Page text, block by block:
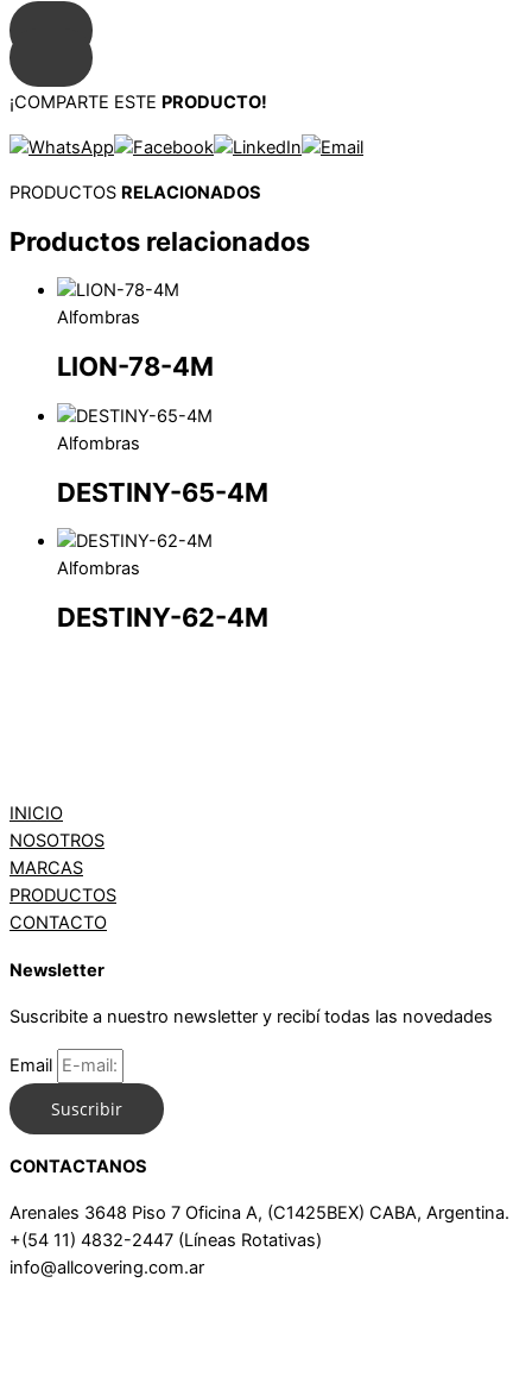
¡COMPARTE ESTE PRODUCTO!
PRODUCTOS RELACIONADOS
Productos relacionados
Alfombras
LION-78-4M
Alfombras
DESTINY-65-4M
Alfombras
DESTINY-62-4M
INICIO
NOSOTROS
MARCAS
PRODUCTOS
CONTACTO
Newsletter
Suscribite a nuestro newsletter y recibí todas las novedades
Email
Suscribir
CONTACTANOS
Arenales 3648 Piso 7 Oficina A, (C1425BEX) CABA, Argentina.
+(54 11) 4832-2447 (Líneas Rotativas)
info@allcovering.com.ar